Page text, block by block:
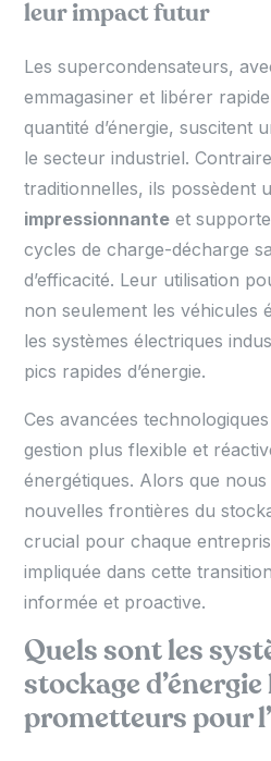
leur impact futur
Les supercondensateurs,
emmagasiner et libérer
quantité d’énergie, suscitent
le secteur industriel.
traditionnelles, ils possèdent
impressionnante et
cycles de charge-décharge
d’efficacité. Leur utilisation
non seulement les véhicules
les systèmes électriques
pics rapides d’énergie.
Ces avancées
gestion plus flexible et
énergétiques. Alors que
nouvelles frontières du
crucial pour chaque
impliquée dans cette
informée et proactive.
Quels sont les
stockage d’énergie
prometteurs pour